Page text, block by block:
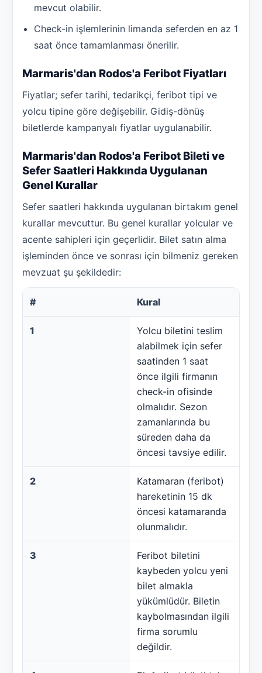
mevcut olabilir.
Check-in işlemlerinin limanda seferden en az 1
saat önce tamamlanması önerilir.
Marmaris'dan Rodos'a Feribot Fiyatları
Fiyatlar; sefer tarihi, tedarikçi, feribot tipi ve
yolcu tipine göre değişebilir. Gidiş-dönüş
biletlerde kampanyalı fiyatlar uygulanabilir.
Marmaris'dan Rodos'a Feribot Bileti ve
Sefer Saatleri Hakkında Uygulanan
Genel Kurallar
Sefer saatleri hakkında uygulanan birtakım genel
kurallar mevcuttur. Bu genel kurallar yolcular ve
acente sahipleri için geçerlidir. Bilet satın alma
işleminden önce ve sonrası için bilmeniz gereken
mevzuat şu şekildedir:
# Kural
1
Yolcu biletini teslim
alabilmek için sefer
saatinden 1 saat
önce ilgili firmanın
check-in ofisinde
olmalıdır. Sezon
zamanlarında bu
süreden daha da
öncesi tavsiye edilir.
2
Katamaran (feribot)
hareketinin 15 dk
öncesi katamaranda
olunmalıdır.
3
Feribot biletini
kaybeden yolcu yeni
bilet almakla
yükümlüdür. Biletin
kaybolmasından ilgili
firma sorumlu
değildir.